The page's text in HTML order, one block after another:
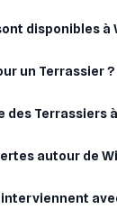
disponibles à
un Terrassier ?
des Terrassiers
autour de